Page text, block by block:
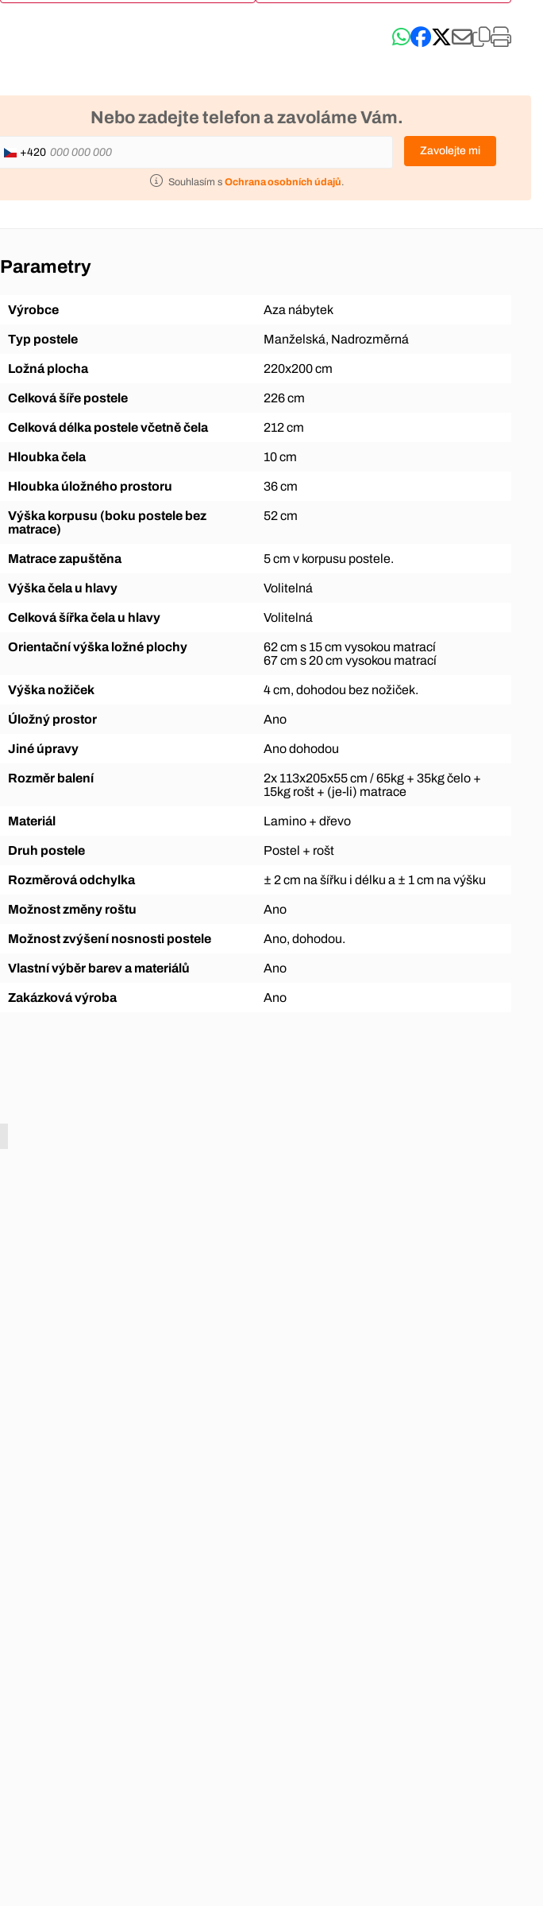
Nebo zadejte telefon a zavoláme Vám.
+420 Zavolejte mi
Souhlasím s Ochrana osobních údajů.
Parametry
Výrobce Aza nábytek
Typ postele Manželská, Nadrozměrná
Ložná plocha 220x200 cm
Celková šíře postele 226 cm
Celková délka postele včetně čela 212 cm
Hloubka čela 10 cm
Hloubka úložného prostoru 36 cm
Výška korpusu (boku postele bez
matrace)
52 cm
Matrace zapuštěna 5 cm v korpusu postele.
Výška čela u hlavy Volitelná
Celková šířka čela u hlavy Volitelná
Orientační výška ložné plochy
62 cm s 15 cm vysokou matrací
67 cm s 20 cm vysokou matrací
Výška nožiček 4 cm, dohodou bez nožiček.
Úložný prostor Ano
Jiné úpravy Ano dohodou
Rozměr balení
2x 113x205x55 cm / 65kg + 35kg čelo +
15kg rošt + (je-li) matrace
Materiál Lamino + dřevo
Druh postele Postel + rošt
Rozměrová odchylka ± 2 cm na šířku i délku a ± 1 cm na výšku
Možnost změny roštu Ano
Možnost zvýšení nosnosti postele Ano, dohodou.
Vlastní výběr barev a materiálů Ano
Zakázková výroba Ano